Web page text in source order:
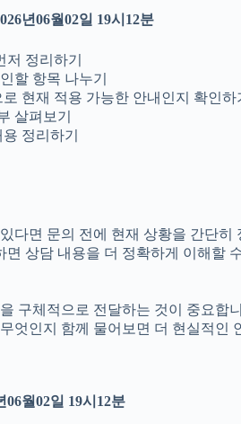
년06월02일 19시12분
정리하기
할 항목 나누기
현재 적용 가능한 안내인지 확인하
살펴보기
정리하기
다면 문의 전에 현재 상황을 간단
상담 내용을 더 정확하게 이해할
구체적으로 전달하는 것이 중요합
엇인지 함께 물어보면 더 현실적인
월02일 19시12분